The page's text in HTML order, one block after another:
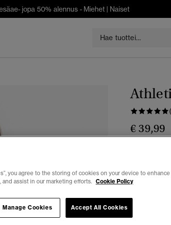
jopa 50% alennus - Miehet | Naiset
€ 39,99
Valitse Koko:
you agree to the storing of cookies on your device to
and assist in our marketing efforts. Cookie Policy
Accept All Cookies
Manage Cookies